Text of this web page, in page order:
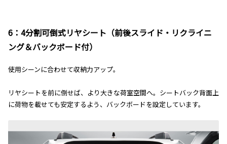
6：4分割可倒式リヤシート（前後スライド・リクライニ
ング＆バックボード付）
使用シーンに合わせて収納力アップ。
リヤシートを前に倒せば、より大きな荷室空間へ。シートバック背面上
に荷物を載せても安定するよう、バックボードを設定しています。